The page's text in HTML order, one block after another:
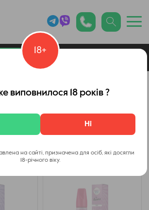
Lady Mix Aroma
18+
виповнилося 18 років ?
Ні
на сайті, призначена для осіб, які досягли
18-річного віку.